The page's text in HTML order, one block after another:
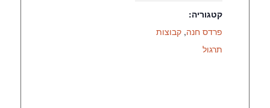
קטגוריה:
פרדס חנה, קבוצות
תרגול